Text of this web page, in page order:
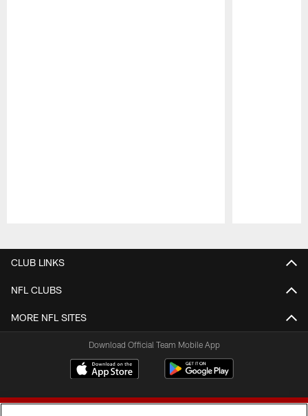
CLUB LINKS
NFL CLUBS
MORE NFL SITES
Download Official Team Mobile App